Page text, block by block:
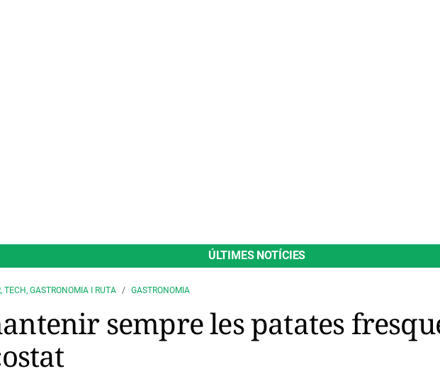
ÚLTIMES NOTÍCIES
TECH, GASTRONOMIA I RUTA GASTRONOMIA
sempre les patates